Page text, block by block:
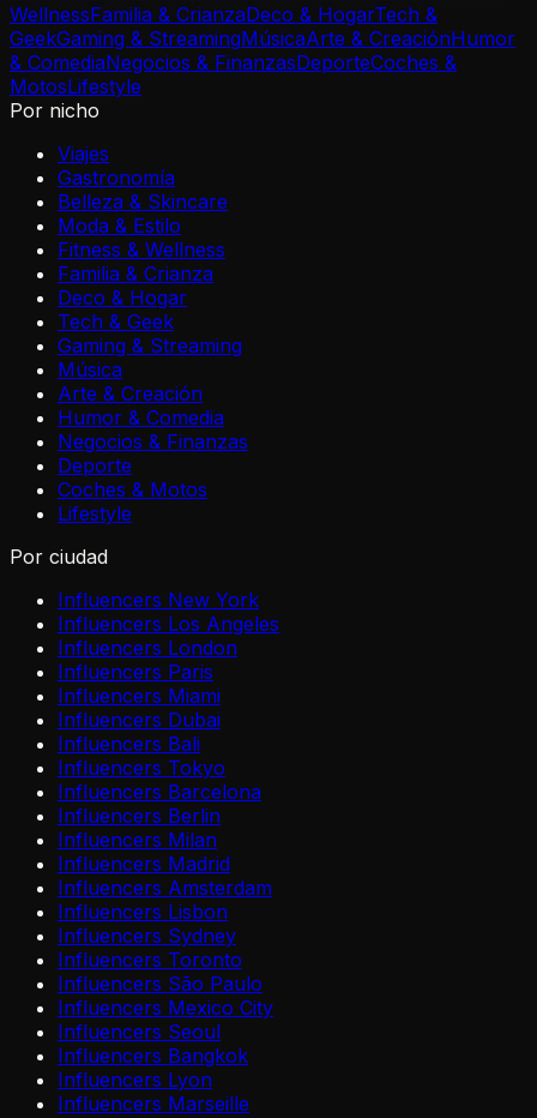
WellnessFamilia & CrianzaDeco & HogarTech &
GeekGaming & StreamingMúsicaArte & CreaciónHumor
& ComediaNegocios & FinanzasDeporteCoches &
MotosLifestyle
Por nicho
Viajes
Gastronomía
Belleza & Skincare
Moda & Estilo
Fitness & Wellness
Familia & Crianza
Deco & Hogar
Tech & Geek
Gaming & Streaming
Música
Arte & Creación
Humor & Comedia
Negocios & Finanzas
Deporte
Coches & Motos
Lifestyle
Por ciudad
Influencers New York
Influencers Los Angeles
Influencers London
Influencers Paris
Influencers Miami
Influencers Dubai
Influencers Bali
Influencers Tokyo
Influencers Barcelona
Influencers Berlin
Influencers Milan
Influencers Madrid
Influencers Amsterdam
Influencers Lisbon
Influencers Sydney
Influencers Toronto
Influencers São Paulo
Influencers Mexico City
Influencers Seoul
Influencers Bangkok
Influencers Lyon
Influencers Marseille